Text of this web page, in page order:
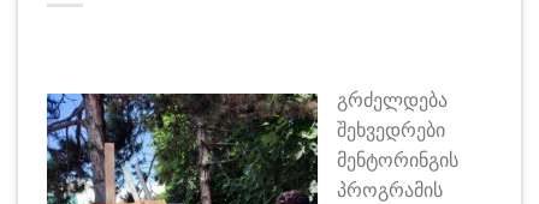
გრძელდება
შეხვედრები
მენტორინგის
პროგრამის